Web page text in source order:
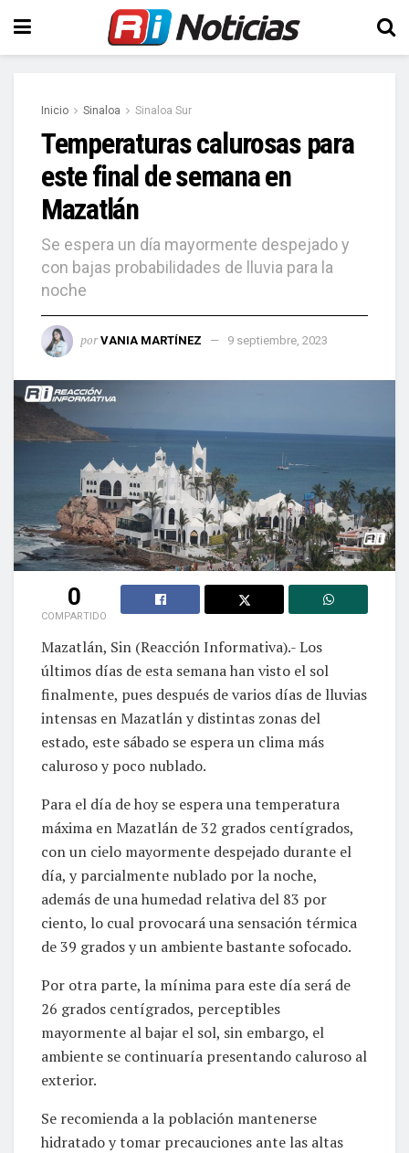
Inicio Sinaloa Sinaloa Sur
Temperaturas calurosas para
este final de semana en
Mazatlán
Se espera un día mayormente despejado y
con bajas probabilidades de lluvia para la
noche
por VANIA MARTÍNEZ 9 septiembre, 2023
0
COMPARTIDO
Mazatlán, Sin (Reacción Informativa).- Los
últimos días de esta semana han visto el sol
finalmente, pues después de varios días de lluvias
intensas en Mazatlán y distintas zonas del
estado, este sábado se espera un clima más
caluroso y poco nublado.
Para el día de hoy se espera una temperatura
máxima en Mazatlán de 32 grados centígrados,
con un cielo mayormente despejado durante el
día, y parcialmente nublado por la noche,
además de una humedad relativa del 83 por
ciento, lo cual provocará una sensación térmica
de 39 grados y un ambiente bastante sofocado.
Por otra parte, la mínima para este día será de
26 grados centígrados, perceptibles
mayormente al bajar el sol, sin embargo, el
ambiente se continuaría presentando caluroso al
exterior.
Se recomienda a la población mantenerse
hidratado y tomar precauciones ante las altas